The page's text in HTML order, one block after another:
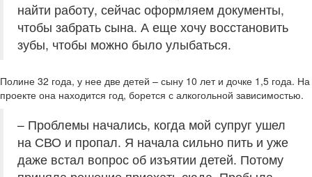
найти работу, сейчас оформляем документы,
чтобы забрать сына. А еще хочу восстановить
зубы, чтобы можно было улыбаться.
Полине 32 года, у нее две детей – сыну 10 лет и дочке 1,5 года. На
проекте она находится год, борется с алкогольной зависимостью.
– Проблемы начались, когда мой супруг ушел
на СВО и пропал. Я начала сильно пить и уже
даже встал вопрос об изъятии детей. Потому